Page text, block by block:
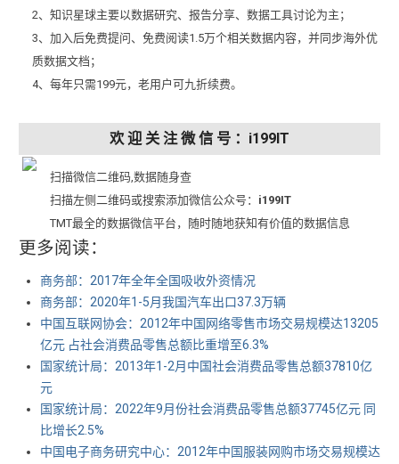
2、知识星球主要以数据研究、报告分享、数据工具讨论为主；
3、加入后免费提问、免费阅读1.5万个相关数据内容，并同步海外优
质数据文档；
4、每年只需199元，老用户可九折续费。
欢 迎 关 注 微 信 号 ：i199IT
扫描微信二维码,数据随身查
扫描左侧二维码或搜索添加微信公众号： i199IT
TMT最全的数据微信平台，随时随地获知有价值的数据信息
更多阅读：
商务部：2017年全年全国吸收外资情况
商务部：2020年1-5月我国汽车出口37.3万辆
中国互联网协会：2012年中国网络零售市场交易规模达13205
亿元 占社会消费品零售总额比重增至6.3%
国家统计局：2013年1-2月中国社会消费品零售总额37810亿
元
国家统计局：2022年9月份社会消费品零售总额37745亿元 同
比增长2.5%
中国电子商务研究中心：2012年中国服装网购市场交易规模达